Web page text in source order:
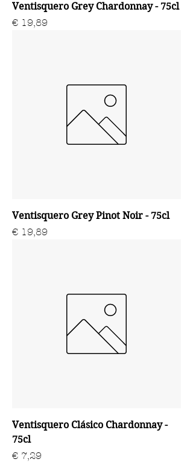
Ventisquero Grey Chardonnay - 75cl
Prijs
€ 19,89
Ventisquero Grey Pinot Noir - 75cl
Prijs
€ 19,89
Ventisquero Clásico Chardonnay -
75cl
Prijs
€ 7,29